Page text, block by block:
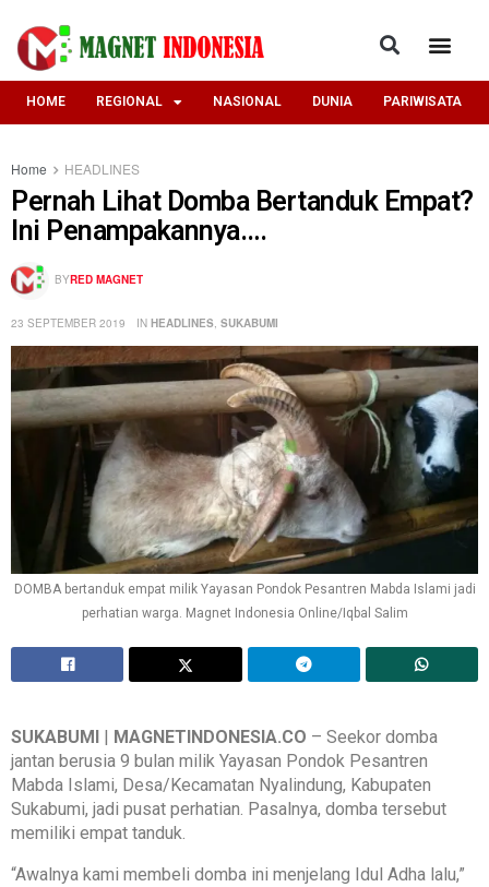
HOME REGIONAL NASIONAL DUNIA PARIWISATA
Home HEADLINES
Pernah Lihat Domba Bertanduk Empat?
Ini Penampakannya….
BYRED MAGNET
23 SEPTEMBER 2019 IN HEADLINES SUKABUMI
DOMBA bertanduk empat milik Yayasan Pondok Pesantren Mabda Islami jadi
perhatian warga. Magnet Indonesia Online/Iqbal Salim
SUKABUMI | MAGNETINDONESIA.CO – Seekor domba
jantan berusia 9 bulan milik Yayasan Pondok Pesantren
Mabda Islami, Desa/Kecamatan Nyalindung, Kabupaten
Sukabumi, jadi pusat perhatian. Pasalnya, domba tersebut
memiliki empat tanduk.
“Awalnya kami membeli domba ini menjelang Idul Adha lalu,”